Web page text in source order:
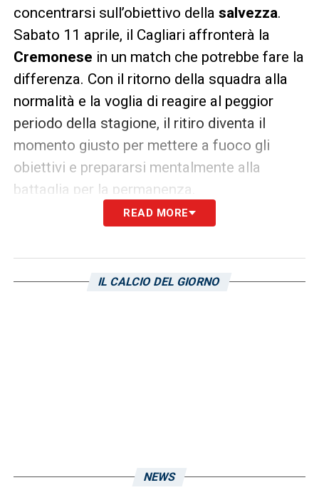
concentrarsi sull’obiettivo della salvezza.
Sabato 11 aprile, il Cagliari affronterà la
Cremonese in un match che potrebbe fare la
differenza. Con il ritorno della squadra alla
normalità e la voglia di reagire al peggior
periodo della stagione, il ritiro diventa il
momento giusto per mettere a fuoco gli
obiettivi e prepararsi mentalmente alla
battaglia per la permanenza.
READ MORE
IL CALCIO DEL GIORNO
NEWS